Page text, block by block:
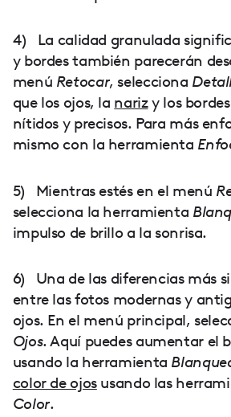
4) La calidad granulada
y bordes también parecerán
menú Retocar, selecciona
que los ojos, la narizy los
nítidos y precisos. Para más
mismo con la herramienta
5) Mientras estés en el menú
selecciona la herramienta
impulso de brillo a la sonrisa.
6) Una de las diferencias más
entre las fotos modernas y
ojos. En el menú principal,
Ojos. Aquí puedes aumentar el
usando la herramienta
color de ojosusando las
Color.